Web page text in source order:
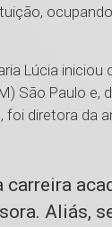
Lúcia
São Paulo e,
diretora da
Aliás,